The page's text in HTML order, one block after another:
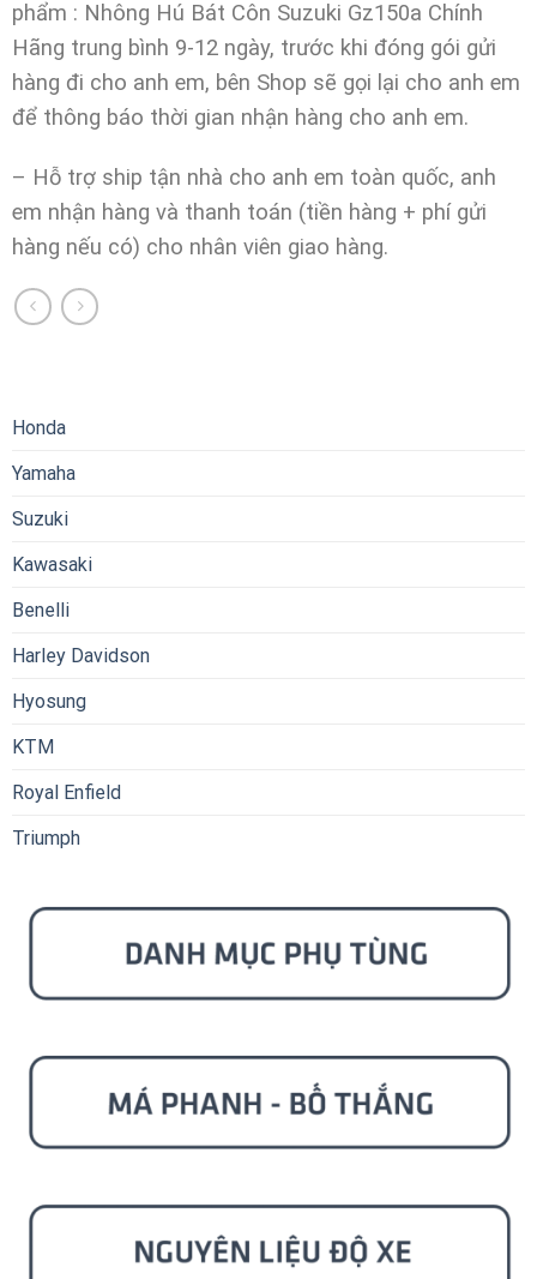
phẩm : Nhông Hú Bát Côn Suzuki Gz150a Chính
Hãng trung bình 9-12 ngày, trước khi đóng gói gửi
hàng đi cho anh em, bên Shop sẽ gọi lại cho anh em
để thông báo thời gian nhận hàng cho anh em.
– Hỗ trợ ship tận nhà cho anh em toàn quốc, anh
em nhận hàng và thanh toán (tiền hàng + phí gửi
hàng nếu có) cho nhân viên giao hàng.
Honda
Yamaha
Suzuki
Kawasaki
Benelli
Harley Davidson
Hyosung
KTM
Royal Enfield
Triumph